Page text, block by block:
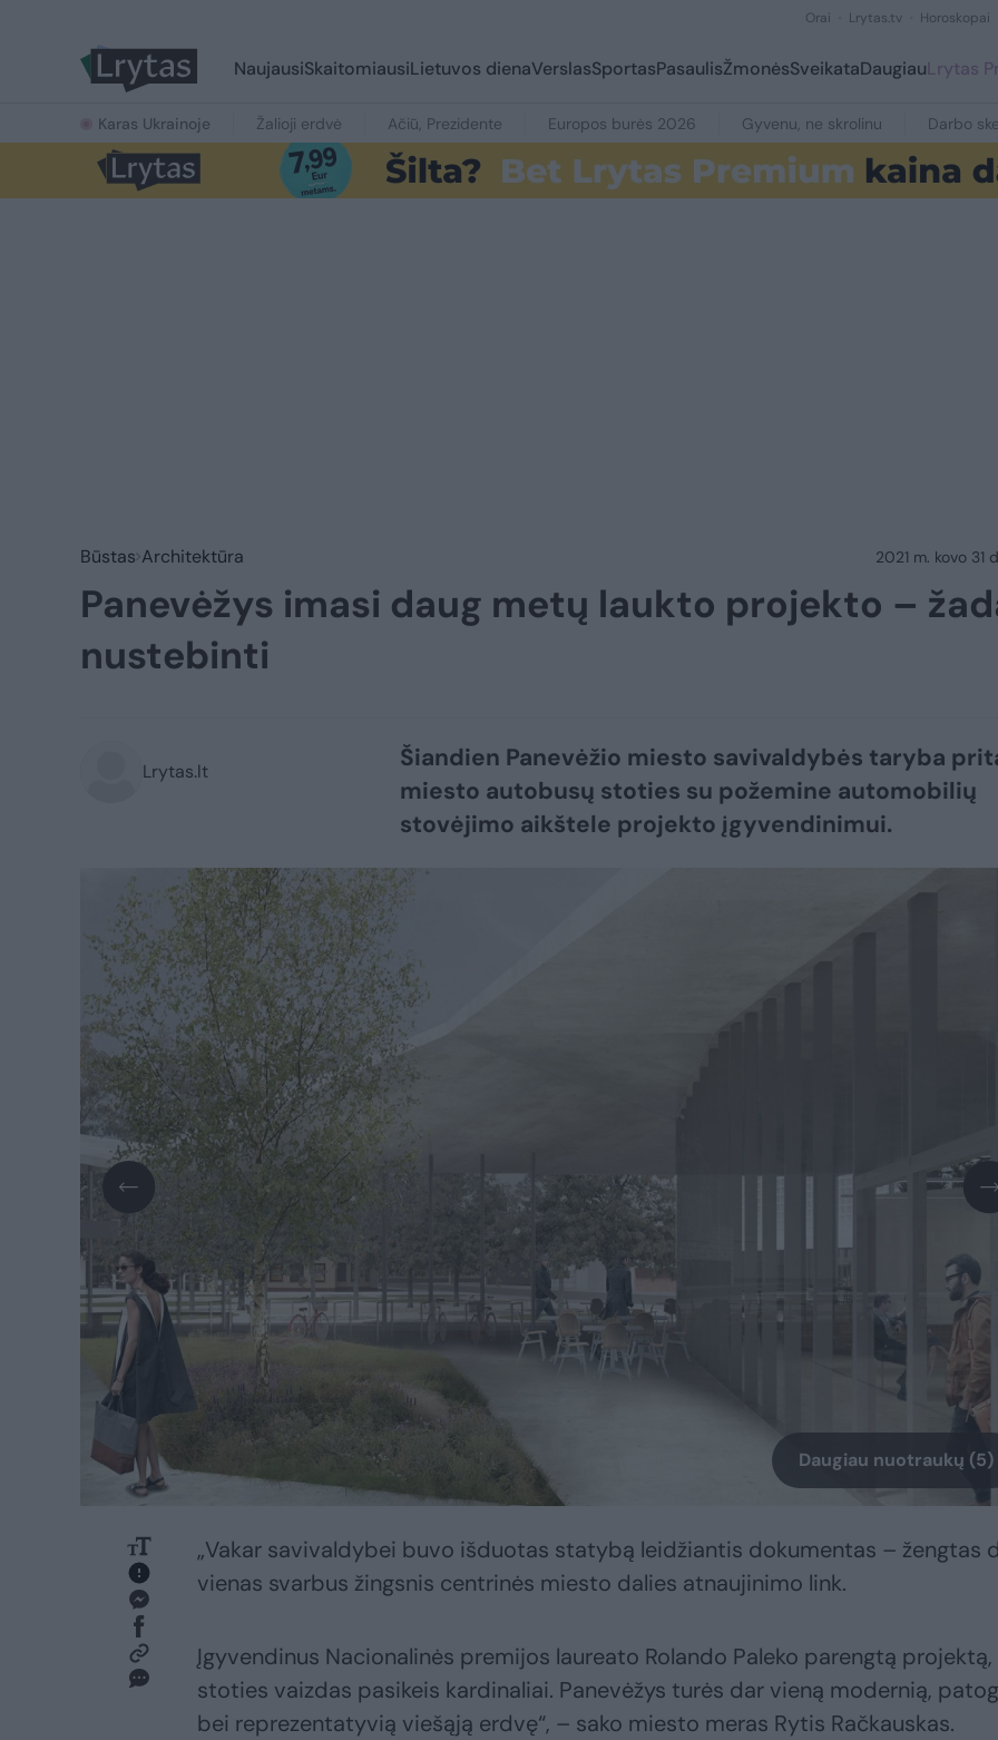
Orai Lrytas.tv Horoskopai
NaujausiSkaitomiausiLietuvos dienaVerslasSportasPasaulisŽmonėsSveikataDaugiauLrytas
Karas Ukrainoje Žalioji erdvė Ačiū, Prezidente Europos burės 2026 Gyvenu, ne skrolinu Darbo
Būstas Architektūra 2021 m. kovo 31
Panevėžys imasi daug metų laukto projekto –
nustebinti
Lrytas.lt
Šiandien Panevėžio miesto savivaldybės taryba
miesto autobusų stoties su požemine automobilių
stovėjimo aikštele projekto įgyvendinimui.
Daugiau nuotraukų (5)
„Vakar savivaldybei buvo išduotas statybą leidžiantis dokumentas – žengtas
vienas svarbus žingsnis centrinės miesto dalies atnaujinimo link.
Įgyvendinus Nacionalinės premijos laureato Rolando Paleko parengtą projektą,
stoties vaizdas pasikeis kardinaliai. Panevėžys turės dar vieną modernią,
bei reprezentatyvią viešąją erdvę“, – sako miesto meras Rytis Račkauskas.